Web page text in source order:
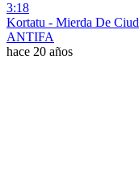
3:18
Kortatu - Mierda De
ANTIFA
hace 20 años